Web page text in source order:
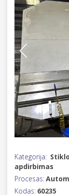
Kategorija:
apdirbimas
Procesas:
Kodas: 60235